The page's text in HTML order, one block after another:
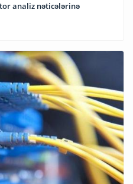
analiz nəticələrinə